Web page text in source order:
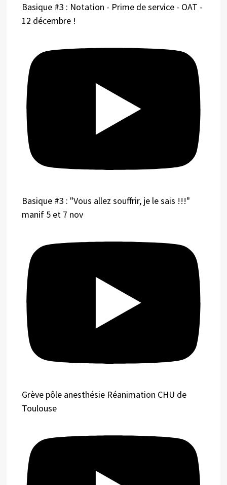
Basique #3 : Notation - Prime de service - OAT -
12 décembre !
Basique #3 : "Vous allez souffrir, je le sais !!!"
manif 5 et 7 nov
Grève pôle anesthésie Réanimation CHU de
Toulouse